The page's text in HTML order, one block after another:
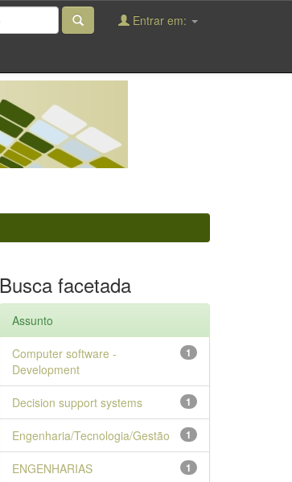
Entrar em:
Busca facetada
Assunto
1
Computer software -
Development
1
Decision support systems
1
Engenharia/Tecnologia/Gestão
1
ENGENHARIAS